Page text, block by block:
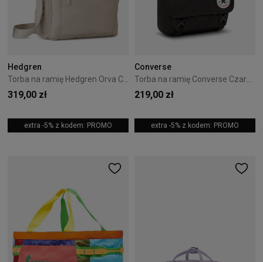
Hedgren
Torba na ramię Hedgren Orva Cashmere Beige
319,00 zł
extra -5% z kodem: PROMO
Converse
Torba na ramię Converse Czarna 10026011-A01
219,00 zł
extra -5% z kodem: PROMO